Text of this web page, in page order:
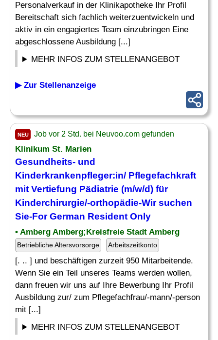
Personalverkauf in der Klinikapotheke Ihr Profil
Bereitschaft sich fachlich weiterzuentwickeln und
aktiv in ein engagiertes Team einzubringen Eine
abgeschlossene Ausbildung [...]
MEHR INFOS ZUM STELLENANGEBOT
▶ Zur Stellenanzeige
NEU Job vor 2 Std. bei Neuvoo.com gefunden
Klinikum St. Marien
Gesundheits- und
Kinderkrankenpfleger:in/ Pflegefachkraft
mit Vertiefung Pädiatrie (m/w/d) für
Kinderchirurgie/-orthopädie-Wir suchen
Sie-For German Resident Only
• Amberg Amberg;Kreisfreie Stadt Amberg
Betriebliche Altersvorsorge Arbeitszeitkonto
[. .. ] und beschäftigen zurzeit 950 Mitarbeitende.
Wenn Sie ein Teil unseres Teams werden wollen,
dann freuen wir uns auf Ihre Bewerbung Ihr Profil
Ausbildung zur/ zum Pflegefachfrau/-mann/-person
mit [...]
MEHR INFOS ZUM STELLENANGEBOT